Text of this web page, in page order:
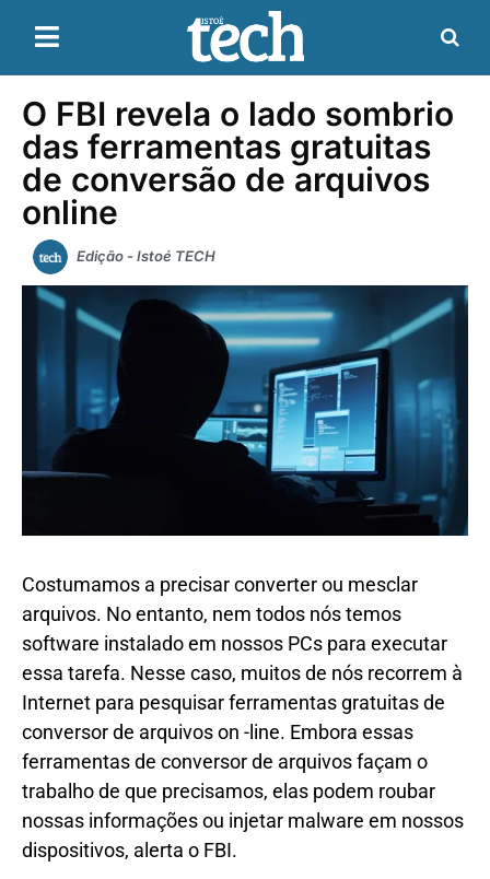
O FBI revela o lado sombrio
das ferramentas gratuitas
de conversão de arquivos
online
Edição - Istoé TECH
Costumamos a precisar converter ou mesclar
arquivos. No entanto, nem todos nós temos
software instalado em nossos PCs para executar
essa tarefa. Nesse caso, muitos de nós recorrem à
Internet para pesquisar ferramentas gratuitas de
conversor de arquivos on -line. Embora essas
ferramentas de conversor de arquivos façam o
trabalho de que precisamos, elas podem roubar
nossas informações ou injetar malware em nossos
dispositivos, alerta o FBI.